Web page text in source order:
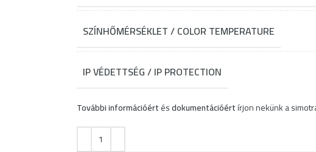
SZÍNHŐMÉRSÉKLET / COLOR TEMPERATURE
IP VÉDETTSÉG / IP PROTECTION
További információértésdokumentációértírjon nekünk a